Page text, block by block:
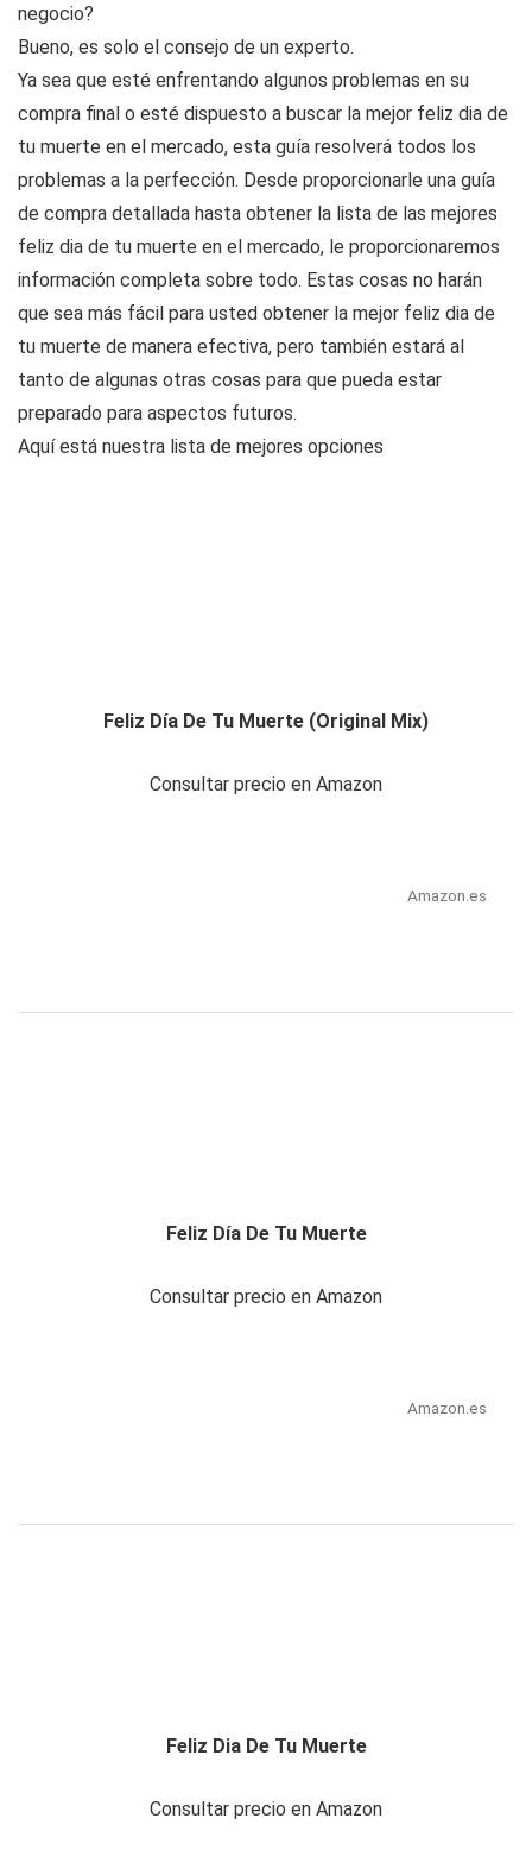
negocio?
Bueno, es solo el consejo de un experto.
Ya sea que esté enfrentando algunos problemas en su
compra final o esté dispuesto a buscar la mejor feliz dia de
tu muerte en el mercado, esta guía resolverá todos los
problemas a la perfección. Desde proporcionarle una guía
de compra detallada hasta obtener la lista de las mejores
feliz dia de tu muerte en el mercado, le proporcionaremos
información completa sobre todo. Estas cosas no harán
que sea más fácil para usted obtener la mejor feliz dia de
tu muerte de manera efectiva, pero también estará al
tanto de algunas otras cosas para que pueda estar
preparado para aspectos futuros.
Aquí está nuestra lista de mejores opciones
Feliz Día De Tu Muerte (Original Mix)
Consultar precio en Amazon
Amazon.es
Feliz Día De Tu Muerte
Consultar precio en Amazon
Amazon.es
Feliz Dia De Tu Muerte
Consultar precio en Amazon